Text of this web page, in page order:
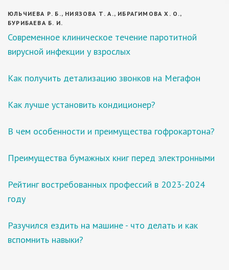
ЮЛЬЧИЕВА Р. Б., НИЯЗОВА Т. А., ИБРАГИМОВА Х. О.,
БУРИБАЕВА Б. И.
Современное клиническое течение паротитной
вирусной инфекции у взрослых
Как получить детализацию звонков на Мегафон
Как лучше установить кондиционер?
В чем особенности и преимущества гофрокартона?
Преимущества бумажных книг перед электронными
Рейтинг востребованных профессий в 2023-2024
году
Разучился ездить на машине - что делать и как
вспомнить навыки?